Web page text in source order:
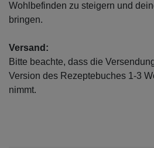
Wohlbefinden zu steigern und
bringen.
Versand:
Bitte beachte, dass die
Version des Rezeptebuches 1-3
nimmt. ​